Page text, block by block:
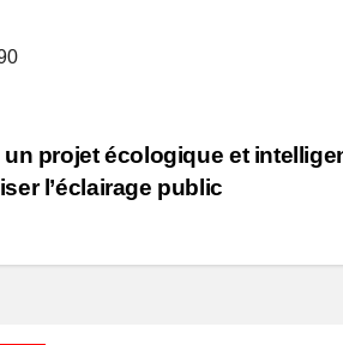
projet écologique et
l’éclairage public